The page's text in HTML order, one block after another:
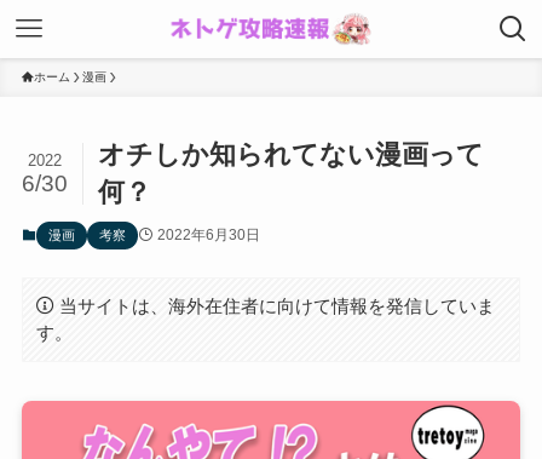
ホーム 漫画
オチしか知られてない漫画って
何？
2022
6/30
漫画 考察 2022年6月30日
当サイトは、海外在住者に向けて情報を発信していま
す。